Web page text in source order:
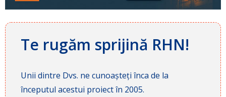
Te rugăm sprijină RHN!
Unii dintre Dvs. ne cunoașteți înca de la
începutul acestui proiect în 2005.